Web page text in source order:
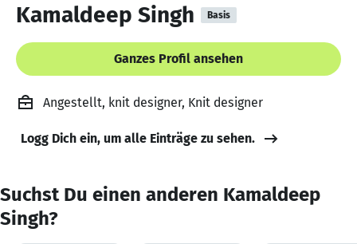
Kamaldeep Singh Basis
Ganzes Profil ansehen
Angestellt, knit designer, Knit designer
Logg Dich ein, um alle Einträge zu sehen.
Suchst Du einen anderen Kamaldeep
Singh?